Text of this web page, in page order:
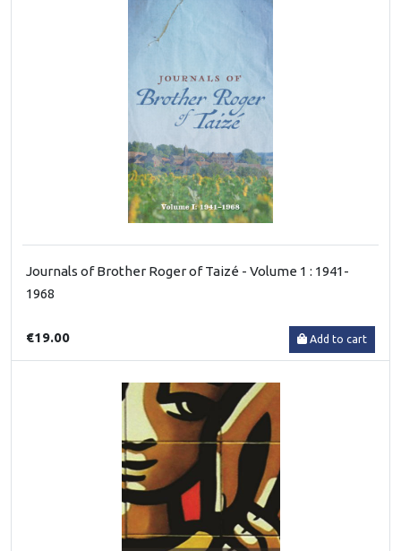
Journals of Brother Roger of Taizé - Volume 1 : 1941-
1968
€19.00 Add to cart